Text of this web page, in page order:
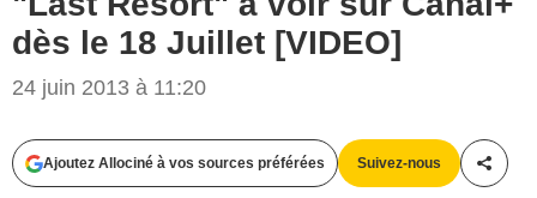
dès le 18 Juillet [VIDEO]
24 juin 2013 à 11:20
Ajoutez Allociné à vos sources préférées Suivez-nous